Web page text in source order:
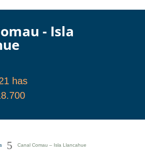
- Isla
has
5 Canal Comau – Isla Llancahue